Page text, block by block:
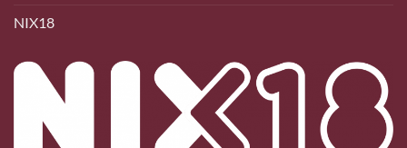
NIX18